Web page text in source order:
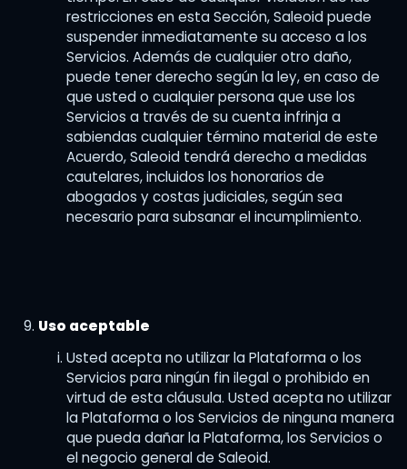
restricciones en esta Sección, Saleoid puede
suspender inmediatamente su acceso a los
Servicios. Además de cualquier otro daño,
puede tener derecho según la ley, en caso de
que usted o cualquier persona que use los
Servicios a través de su cuenta infrinja a
sabiendas cualquier término material de este
Acuerdo, Saleoid tendrá derecho a medidas
cautelares, incluidos los honorarios de
abogados y costas judiciales, según sea
necesario para subsanar el incumplimiento.
Uso aceptable
Usted acepta no utilizar la Plataforma o los
Servicios para ningún fin ilegal o prohibido en
virtud de esta cláusula. Usted acepta no utilizar
la Plataforma o los Servicios de ninguna manera
que pueda dañar la Plataforma, los Servicios o
el negocio general de Saleoid.